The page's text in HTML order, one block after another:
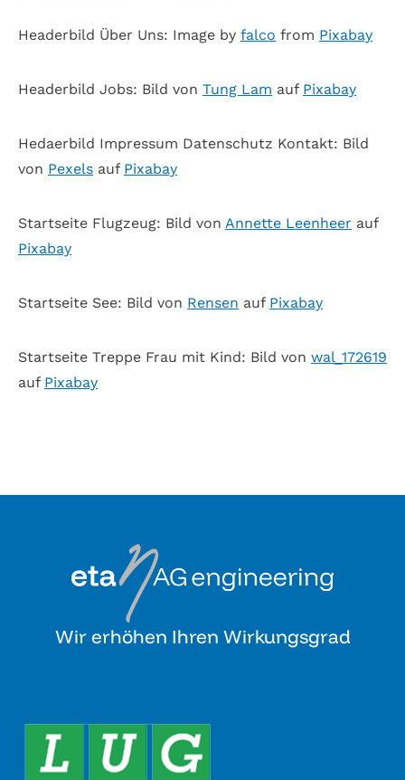
Hea­der­bild Über Uns: Image by falco from Pix­a­bay
Hea­der­bild Jobs: Bild von Tung Lam auf Pix­a­bay
Hedaer­bild Impres­sum Daten­schutz Kon­takt: Bild
von Pexels auf Pix­a­bay
Start­seite Flug­zeug: Bild von Annette Leen­heer auf
Pix­a­bay
Start­seite See: Bild von Ren­sen auf Pix­a­bay
Start­seite Treppe Frau mit Kind: Bild von wal_172619
auf Pix­a­bay
Wir erhöhen Ihren Wirkungsgrad